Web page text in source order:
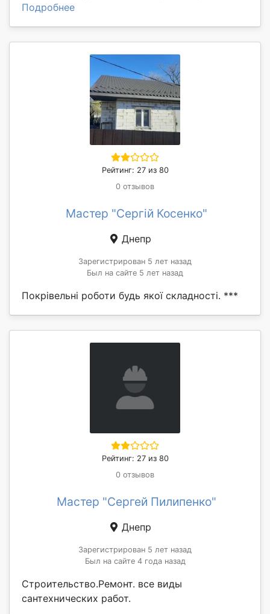
Подробнее
Рейтинг: 27 из 80
0 отзывов
Мастер "Сергій Косенко"
Днепр
Зарегистрирован 5 лет назад
Был на сайте 5 лет назад
Покрівельні роботи будь якої складності. ***
Рейтинг: 27 из 80
0 отзывов
Мастер "Сергей Пилипенко"
Днепр
Зарегистрирован 5 лет назад
Был на сайте 4 года назад
Строительство.Ремонт. все виды
сантехнических работ.